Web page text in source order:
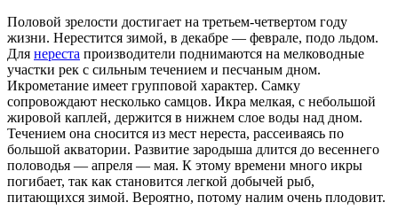
Половой зрелости достигает на третьем-четвертом году
жизни. Нерестится зимой, в декабре — феврале, подо льдом.
Для нереста производители поднимаются на мелководные
участки рек с сильным течением и песчаным дном.
Икрометание имеет групповой характер. Самку
сопровождают несколько самцов. Икра мелкая, с небольшой
жировой каплей, держится в нижнем слое воды над дном.
Течением она сносится из мест нереста, рассеиваясь по
большой акватории. Развитие зародыша длится до весеннего
половодья — апреля — мая. К этому времени много икры
погибает, так как становится легкой добычей рыб,
питающихся зимой. Вероятно, потому налим очень плодовит.